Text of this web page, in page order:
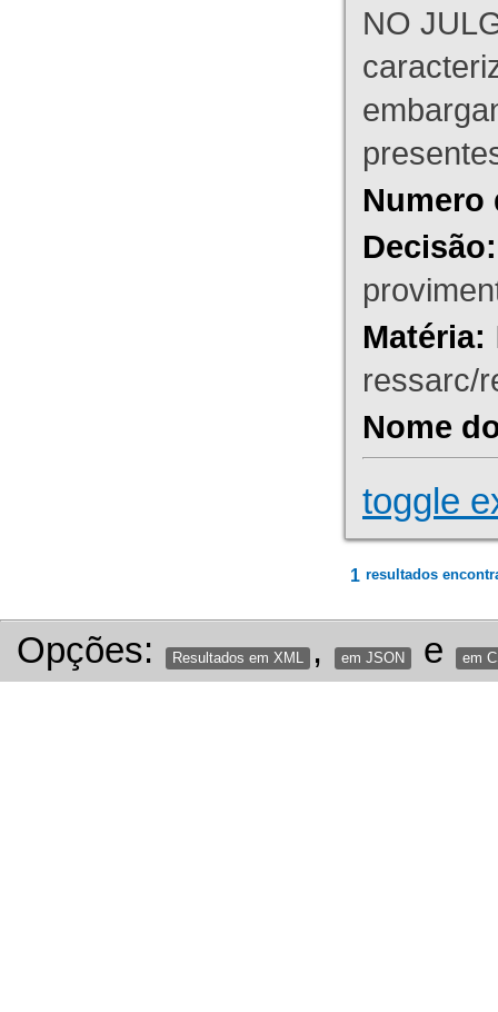
NO
Numero
Decisão:
Matéria:
ressarc/
Nome
toggle
1 resultados
Opções: Resultados em XML , em JSON e em